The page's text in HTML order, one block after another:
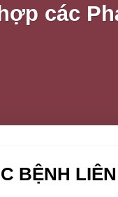
các
BỆNH